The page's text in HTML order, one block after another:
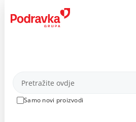
content
Proizvodi
Samo novi proizvodi